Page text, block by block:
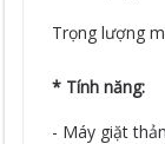
Trọng lượng
* Tính năng:
- Máy giặt